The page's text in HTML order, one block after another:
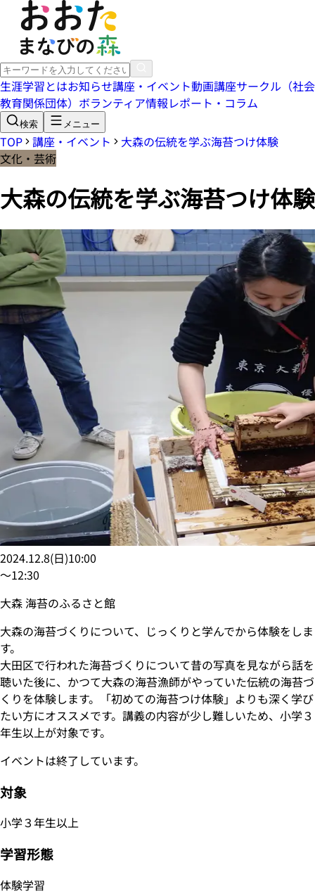
生涯学習とはお知らせ講座・イベント動画講座サークル（社会
教育関係団体） ボランティア情報レポート・コラム
検索 メニュー
TOP 講座・イベント
大森の伝統を学ぶ海苔つけ体験
文化・芸術
大森の伝統を学ぶ海苔つけ体験
2024.12.8(日)10:00
〜12:30
大森 海苔のふるさと館
大森の海苔づくりについて、じっくりと学んでから体験をしま
す。
大田区で行われた海苔づくりについて昔の写真を見ながら話を
聴いた後に、かつて大森の海苔漁師がやっていた伝統の海苔づ
くりを体験します。「初めての海苔つけ体験」よりも深く学び
たい方にオススメです。講義の内容が少し難しいため、小学３
年生以上が対象です。
イベントは終了しています。
対象
小学３年生以上
学習形態
体験学習